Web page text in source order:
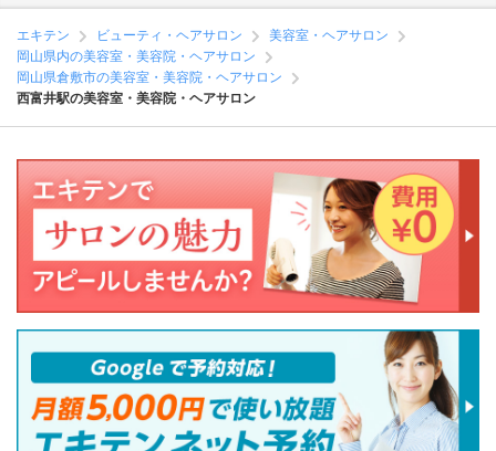
エキテン ビューティ・ヘアサロン
美容室・ヘアサロン
岡山県内の美容室・美容院・ヘアサロン
岡山県倉敷市の美容室・美容院・ヘアサロン
西富井駅の美容室・美容院・ヘアサロン